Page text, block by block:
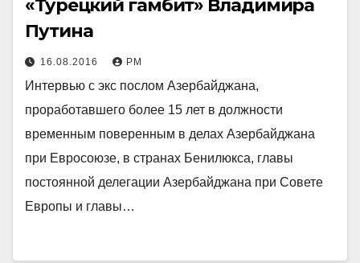
«Турецкий гамбит» Владимира
Путина
16.08.2016 РМ
Интервью с экс послом Азербайджана,
проработавшего более 15 лет в должности
временным поверенным в делах Азербайджана
при Евросоюзе, в странах Бенилюкса, главы
постоянной делегации Азербайджана при Совете
Европы и главы…